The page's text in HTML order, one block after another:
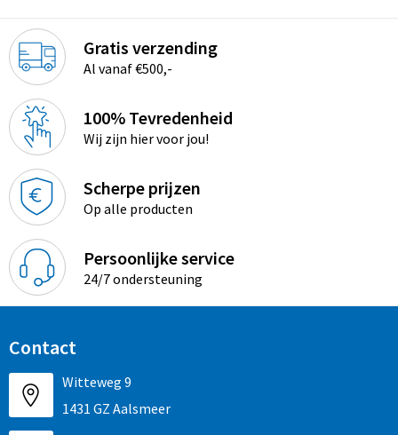
Gratis verzending
Al vanaf €500,-
100% Tevredenheid
Wij zijn hier voor jou!
Scherpe prijzen
Op alle producten
Persoonlijke service
24/7 ondersteuning
Contact
Witteweg 9
1431 GZ Aalsmeer